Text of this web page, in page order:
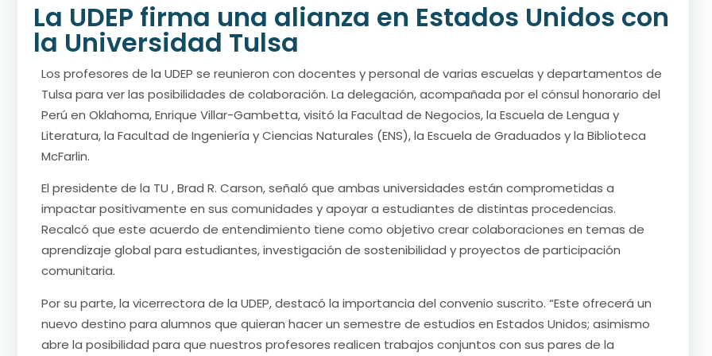
La UDEP firma una alianza en Estados Unidos con
la Universidad Tulsa
Los profesores de la UDEP se reunieron con docentes y personal de varias escuelas y departamentos de
Tulsa para ver las posibilidades de colaboración. La delegación, acompañada por el cónsul honorario del
Perú en Oklahoma, Enrique Villar-Gambetta, visitó la Facultad de Negocios, la Escuela de Lengua y
Literatura, la Facultad de Ingeniería y Ciencias Naturales (ENS), la Escuela de Graduados y la Biblioteca
McFarlin.
El presidente de la TU , Brad R. Carson, señaló que ambas universidades están comprometidas a
impactar positivamente en sus comunidades y apoyar a estudiantes de distintas procedencias.
Recalcó que este acuerdo de entendimiento tiene como objetivo crear colaboraciones en temas de
aprendizaje global para estudiantes, investigación de sostenibilidad y proyectos de participación
comunitaria.
Por su parte, la vicerrectora de la UDEP, destacó la importancia del convenio suscrito. “Este ofrecerá un
nuevo destino para alumnos que quieran hacer un semestre de estudios en Estados Unidos; asimismo
abre la posibilidad para que nuestros profesores realicen trabajos conjuntos con sus pares de la